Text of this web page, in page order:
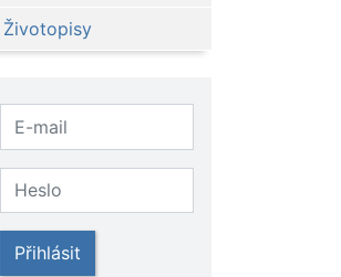
Životopisy
Přihlásit